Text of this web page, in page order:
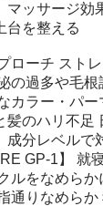
マッサージ効
台を整える
の過多や毛
カラー・パ
髪のハリ不足
成分レベルで
GP-1】 就
ルをなめら
通りなめらか